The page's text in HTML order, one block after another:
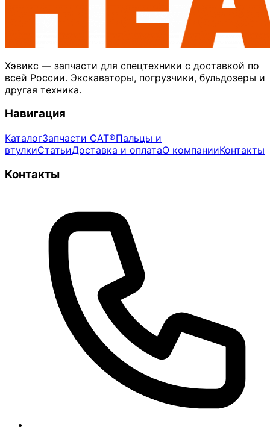
Хэвикс — запчасти для спецтехники с доставкой по
всей России. Экскаваторы, погрузчики, бульдозеры и
другая техника.
Навигация
КаталогЗапчасти CAT®Пальцы и
втулкиСтатьиДоставка и оплатаО компанииКонтакты
Контакты